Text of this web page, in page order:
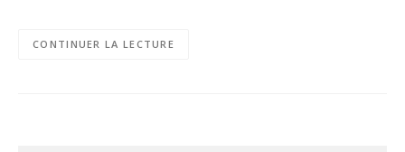
CONTINUER LA LECTURE